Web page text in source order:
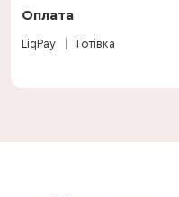
Оплата
LiqPay Готівка